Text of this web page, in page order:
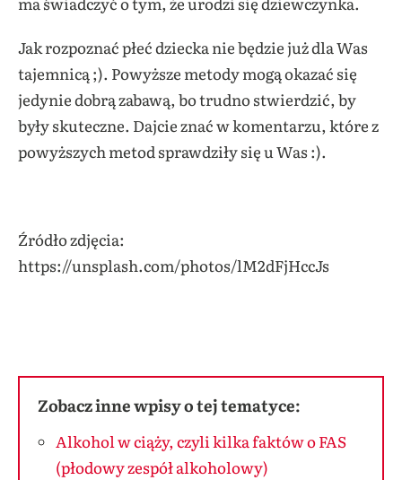
Jak rozpoznać płeć dziecka nie będzie już dla Was
tajemnicą ;). Powyższe metody mogą okazać się
jedynie dobrą zabawą, bo trudno stwierdzić, by
były skuteczne. Dajcie znać w komentarzu, które z
powyższych metod sprawdziły się u Was :).
Źródło zdjęcia:
https://unsplash.com/photos/lM2dFjHccJs
Zobacz inne wpisy o tej tematyce:
Alkohol w ciąży, czyli kilka faktów o FAS
(płodowy zespół alkoholowy)